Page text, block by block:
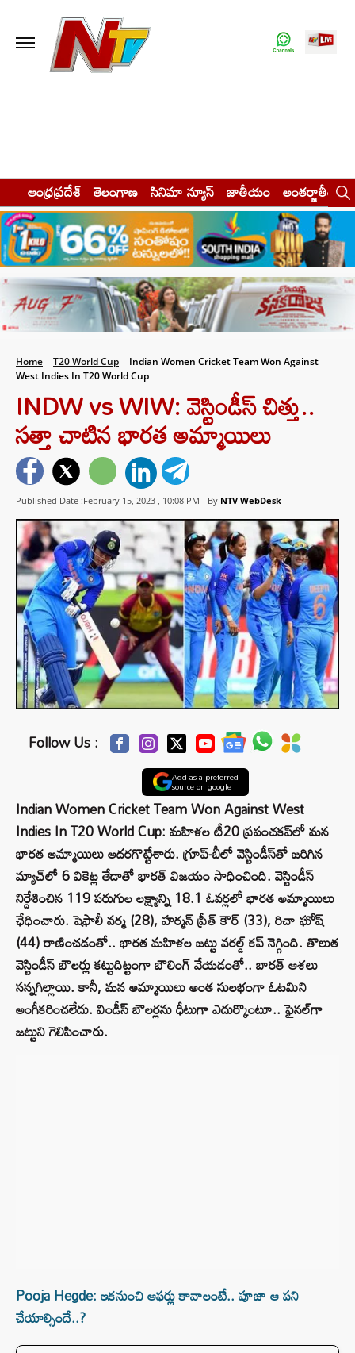
ఆంధ్రప్రదేశ్ తెలంగాణ సినిమా న్యూస్ జాతీయం అంతర్జాతీయం
Home T20 World Cup
Indian Women Cricket Team Won Against
West Indies In T20 World Cup
INDW vs WIW: వెస్టిండీస్ చిత్తు..
సత్తా చాటిన భారత అమ్మాయిలు
Published Date :February 15, 2023 , 10:08 PM By NTV WebDesk
Follow Us :
Add as a preferred
source on google
Indian Women Cricket Team Won Against West
Indies In T20 World Cup: మహిళల టీ20 ప్రపంచకప్‌లో మన
భారత అమ్మాయిలు అదరగొట్టేశారు. గ్రూప్‌-బీలో వెస్టిండీస్‌తో జరిగిన
మ్యాచ్‌లో 6 వికెట్ల తేడాతో భారత్ విజయం సాధించింది. వెస్టిండీస్
నిర్దేశించిన 119 పరుగుల లక్ష్యాన్ని 18.1 ఓవర్లలో భారత అమ్మాయిలు
ఛేధించారు. షెఫాలీ వర్మ (28), హర్మన్ ప్రీత్ కౌర్ (33), రిచా ఘోష్
(44) రాణించడంతో.. భారత మహిళల జట్టు వరల్డ్ కప్ నెగ్గింది. తొలుత
వెస్టిండీస్ బౌలర్లు కట్టుదిట్టంగా బౌలింగ్ వేయడంతో.. బారత్ ఆశలు
సన్నగిల్లాయి. కానీ, మన అమ్మాయిలు అంత సులభంగా ఓటమిని
అంగీకరించలేదు. విండీస్ బౌలర్లను ధీటుగా ఎదుర్కొంటూ.. ఫైనల్‌గా
జట్టుని గెలిపించారు.
Pooja Hegde: ఇకనుంచి ఆఫర్లు కావాలంటే.. పూజా ఆ పని
చేయాల్సిందే..?